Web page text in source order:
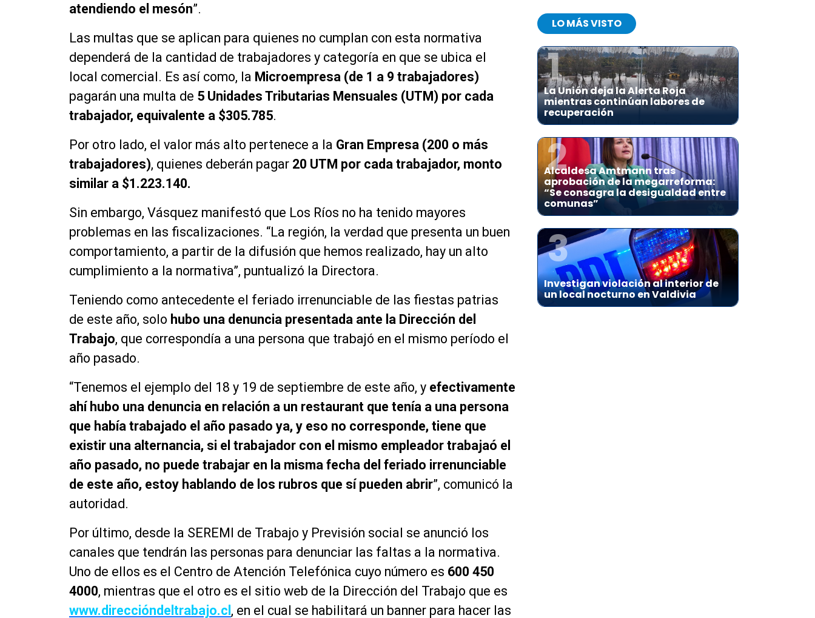
atendiendo el mesón”.
Las multas que se aplican para quienes no cumplan con esta normativa
dependerá de la cantidad de trabajadores y categoría en que se ubica el
local comercial. Es así como, la Microempresa (de 1 a 9 trabajadores)
pagarán una multa de 5 Unidades Tributarias Mensuales (UTM) por cada
trabajador, equivalente a $305.785.
Por otro lado, el valor más alto pertenece a la Gran Empresa (200 o más
trabajadores), quienes deberán pagar 20 UTM por cada trabajador, monto
similar a $1.223.140.
Sin embargo, Vásquez manifestó que Los Ríos no ha tenido mayores
problemas en las fiscalizaciones. “La región, la verdad que presenta un buen
comportamiento, a partir de la difusión que hemos realizado, hay un alto
cumplimiento a la normativa”, puntualizó la Directora.
Teniendo como antecedente el feriado irrenunciable de las fiestas patrias
de este año, solo hubo una denuncia presentada ante la Dirección del
Trabajo, que correspondía a una persona que trabajó en el mismo período el
año pasado.
“Tenemos el ejemplo del 18 y 19 de septiembre de este año, y efectivamente
ahí hubo una denuncia en relación a un restaurant que tenía a una persona
que había trabajado el año pasado ya, y eso no corresponde, tiene que
existir una alternancia, si el trabajador con el mismo empleador trabajaó el
año pasado, no puede trabajar en la misma fecha del feriado irrenunciable
de este año, estoy hablando de los rubros que sí pueden abrir”, comunicó la
autoridad.
Por último, desde la SEREMI de Trabajo y Previsión social se anunció los
canales que tendrán las personas para denunciar las faltas a la normativa.
Uno de ellos es el Centro de Atención Telefónica cuyo número es 600 450
4000, mientras que el otro es el sitio web de la Dirección del Trabajo que es
www.direccióndeltrabajo.cl , en el cual se habilitará un banner para hacer las
LO MÁS VISTO
1
La Unión deja la Alerta Roja
mientras continúan labores de
recuperación
2
Alcaldesa Amtmann tras
aprobación de la megarreforma:
“Se consagra la desigualdad entre
comunas”
3
Investigan violación al interior de
un local nocturno en Valdivia